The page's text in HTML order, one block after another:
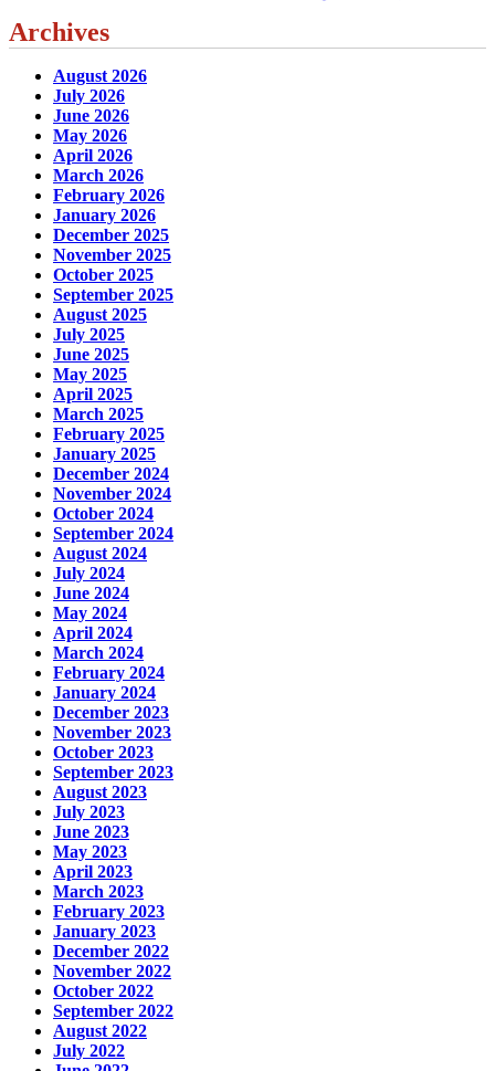
Archives
August 2026
July 2026
June 2026
May 2026
April 2026
March 2026
February 2026
January 2026
December 2025
November 2025
October 2025
September 2025
August 2025
July 2025
June 2025
May 2025
April 2025
March 2025
February 2025
January 2025
December 2024
November 2024
October 2024
September 2024
August 2024
July 2024
June 2024
May 2024
April 2024
March 2024
February 2024
January 2024
December 2023
November 2023
October 2023
September 2023
August 2023
July 2023
June 2023
May 2023
April 2023
March 2023
February 2023
January 2023
December 2022
November 2022
October 2022
September 2022
August 2022
July 2022